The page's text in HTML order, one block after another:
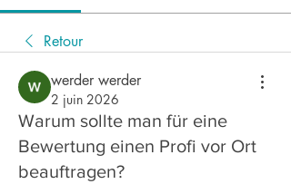
Retour
werder werder
2 juin 2026
Warum sollte man für eine
Bewertung einen Profi vor Ort
beauftragen?